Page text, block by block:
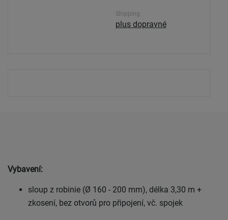
Shipping
plus dopravné
Vybavení:
sloup z robinie (Ø 160 - 200 mm), délka 3,30 m +
zkosení, bez otvorů pro připojení, vč. spojek